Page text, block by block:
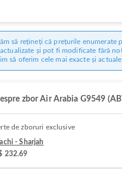
să rețineți că prețurile enumerate
și pot fi modificate fără
să oferim cele mai exacte și
zbor Air Arabia G9549
de zboruri exclusive
- Sharjah
232.69